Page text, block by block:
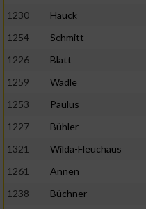
1230
Hauck
1254
Schmitt
1226
Blatt
1259
Wadle
1253
Paulus
1227
Bühler
1321
Wilda-Fleuchaus
1261
Annen
1238
Büchner